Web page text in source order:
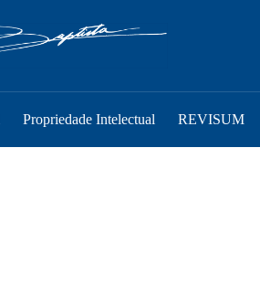
Propriedade Intelectual REVISUM